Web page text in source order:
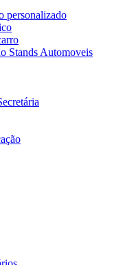
personalizado
Stands Automoveis